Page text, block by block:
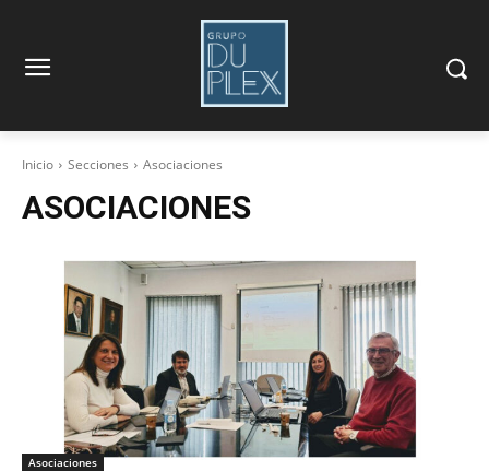
Inicio Secciones Asociaciones
ASOCIACIONES
Asociaciones